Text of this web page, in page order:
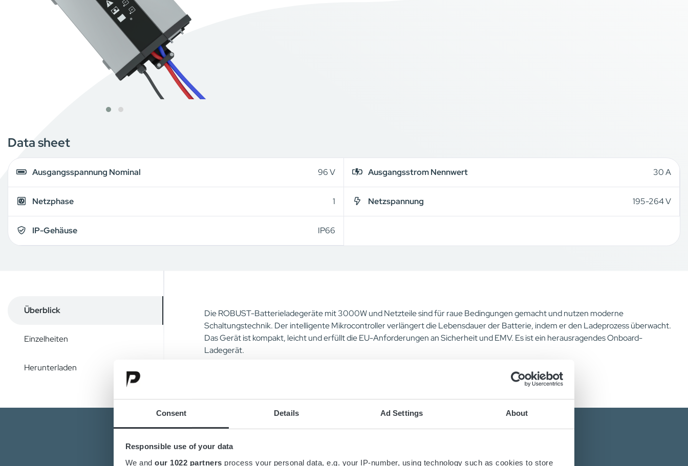
Consent Details Ad Settings About
Responsible use of your data
We and our 1022 partners process your personal data, e.g. your IP-number, using technology such as cookies to store
Data sheet
Ausgangsspannung Nominal 96 V Ausgangsstrom Nennwert 30 A
Netzphase 1 Netzspannung 195-264 V
IP-Gehäuse IP66
Überblick
Einzelheiten
Herunterladen
Die ROBUST-Batterieladegeräte mit 3000W und Netzteile sind für raue Bedingungen gemacht und nutzen moderne
Schaltungstechnik. Der intelligente Mikrocontroller verlängert die Lebensdauer der Batterie, indem er den Ladeprozess überwacht.
Das Gerät ist kompakt, leicht und erfüllt die EU-Anforderungen an Sicherheit und EMV. Es ist ein herausragendes Onboard-
Ladegerät.